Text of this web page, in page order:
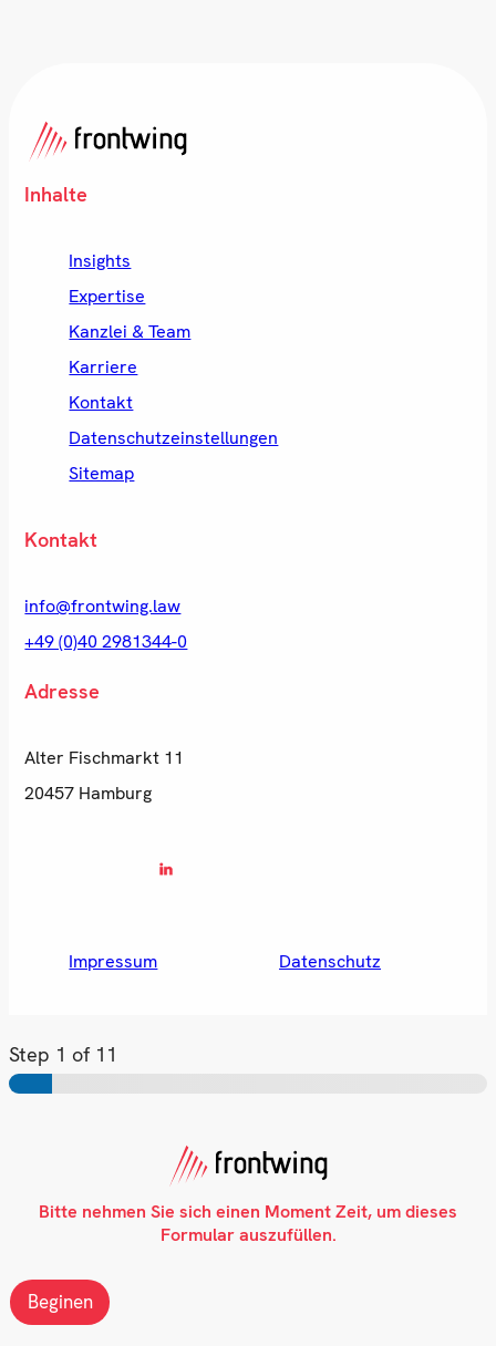
Inhalte
Insights
Expertise
Kanzlei & Team
Karriere
Kontakt
Datenschutzeinstellungen
Sitemap
Kontakt
info@frontwing.law
+49 (0)40 2981344-0
Adresse
Alter Fischmarkt 11
20457 Hamburg
Impressum Datenschutz
Step 1 of 11
Bitte nehmen Sie sich einen Moment Zeit, um dieses
Formular auszufüllen.
Beginen